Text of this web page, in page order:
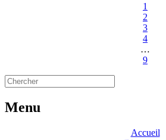
1
2
3
4
…
9
Menu
Accueil